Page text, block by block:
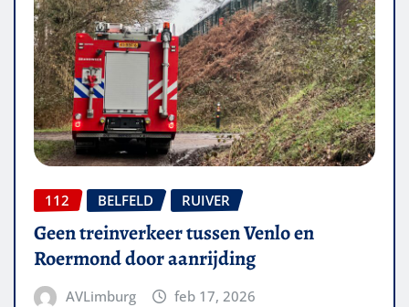
112 BELFELD RUIVER
Geen treinverkeer tussen Venlo en
Roermond door aanrijding
AVLimburg feb 17, 2026